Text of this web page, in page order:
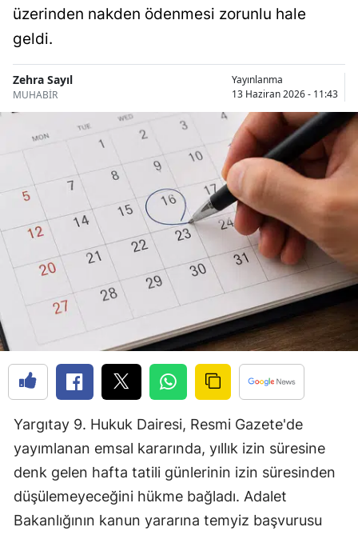
Burdur
Bursa
Çanakkale
Çankırı
Çorum
Denizli
Diyarbakır
Edirne
Elazığ
Erzincan
Erzurum
Eskişehir
Giresun
Gümüşhane
üzerinden nakden ödenmesi zorunlu hale
geldi.
Zehra Sayıl
MUHABİR
Yayınlanma
13 Haziran 2026 - 11:43
Yargıtay 9. Hukuk Dairesi, Resmi Gazete'de
yayımlanan emsal kararında, yıllık izin süresine
denk gelen hafta tatili günlerinin izin süresinden
düşülemeyeceğini hükme bağladı. Adalet
Bakanlığının kanun yararına temyiz başvurusu